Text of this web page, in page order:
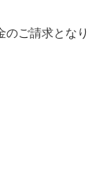
のご請求となり